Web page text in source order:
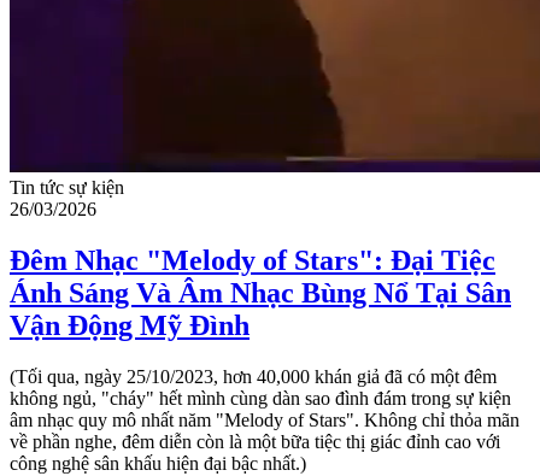
Tin tức sự kiện
26/03/2026
Đêm Nhạc "Melody of Stars": Đại Tiệc
Ánh Sáng Và Âm Nhạc Bùng Nổ Tại Sân
Vận Động Mỹ Đình
(Tối qua, ngày 25/10/2023, hơn 40,000 khán giả đã có một đêm
không ngủ, "cháy" hết mình cùng dàn sao đình đám trong sự kiện
âm nhạc quy mô nhất năm "Melody of Stars". Không chỉ thỏa mãn
về phần nghe, đêm diễn còn là một bữa tiệc thị giác đỉnh cao với
công nghệ sân khấu hiện đại bậc nhất.)